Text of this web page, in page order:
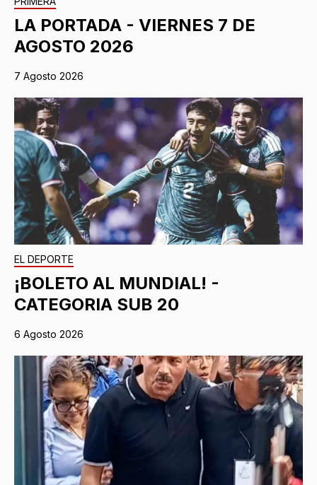
LA PORTADA - VIERNES 7 DE
AGOSTO 2026
7 Agosto 2026
EL DEPORTE
¡BOLETO AL MUNDIAL! -
CATEGORIA SUB 20
6 Agosto 2026